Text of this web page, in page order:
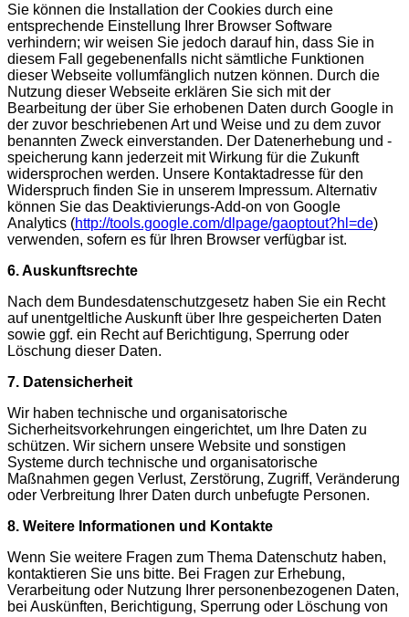
Sie können die Installation der Cookies durch eine
entsprechende Einstellung Ihrer Browser Software
verhindern; wir weisen Sie jedoch darauf hin, dass Sie in
diesem Fall gegebenenfalls nicht sämtliche Funktionen
dieser Webseite vollumfänglich nutzen können. Durch die
Nutzung dieser Webseite erklären Sie sich mit der
Bearbeitung der über Sie erhobenen Daten durch Google in
der zuvor beschriebenen Art und Weise und zu dem zuvor
benannten Zweck einverstanden. Der Datenerhebung und -
speicherung kann jederzeit mit Wirkung für die Zukunft
widersprochen werden. Unsere Kontaktadresse für den
Widerspruch finden Sie in unserem Impressum. Alternativ
können Sie das Deaktivierungs-Add-on von Google
Analytics (http://tools.google.com/dlpage/gaoptout?hl=de)
verwenden, sofern es für Ihren Browser verfügbar ist.
6. Auskunftsrechte
Nach dem Bundesdatenschutzgesetz haben Sie ein Recht
auf unentgeltliche Auskunft über Ihre gespeicherten Daten
sowie ggf. ein Recht auf Berichtigung, Sperrung oder
Löschung dieser Daten.
7. Datensicherheit
Wir haben technische und organisatorische
Sicherheitsvorkehrungen eingerichtet, um Ihre Daten zu
schützen. Wir sichern unsere Website und sonstigen
Systeme durch technische und organisatorische
Maßnahmen gegen Verlust, Zerstörung, Zugriff, Veränderung
oder Verbreitung Ihrer Daten durch unbefugte Personen.
8. Weitere Informationen und Kontakte
Wenn Sie weitere Fragen zum Thema Datenschutz haben,
kontaktieren Sie uns bitte. Bei Fragen zur Erhebung,
Verarbeitung oder Nutzung Ihrer personenbezogenen Daten,
bei Auskünften, Berichtigung, Sperrung oder Löschung von